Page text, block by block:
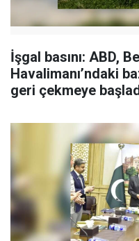
İşgal basını: ABD,
Havalimanı’ndaki
geri çekmeye